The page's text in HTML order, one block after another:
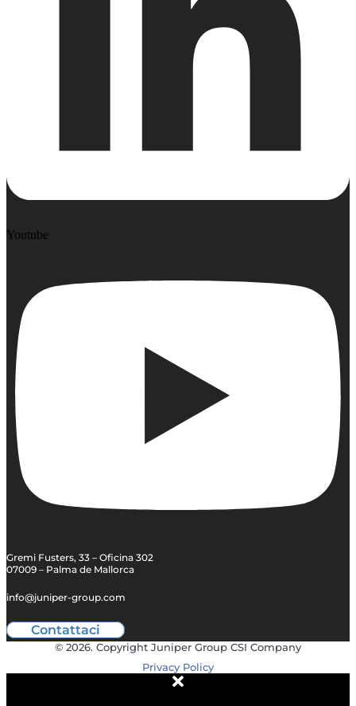
Youtube
Gremi Fusters, 33 – Oficina 302
07009 – Palma de Mallorca
info@juniper-group.com
Contattaci
© 2026. Copyright Juniper Group CSI Company
Privacy Policy